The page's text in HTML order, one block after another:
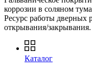
коррозии в соляном
Ресурс работы дверных
открывания/закрывания.
Каталог